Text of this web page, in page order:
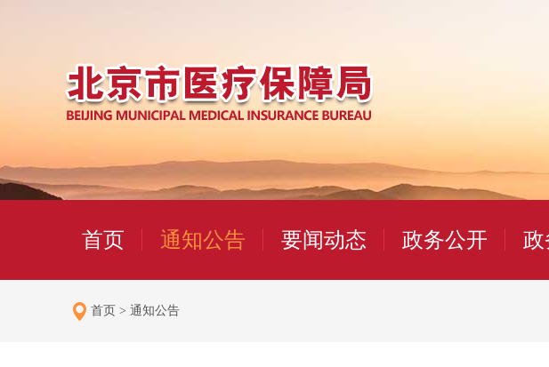
首页 通知公告 要闻动态 政务公开 政
首页 > 通知公告